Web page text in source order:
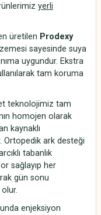
yerli
üretilen Prodexy
sayesinde suya
uygundur. Ekstra
tam koruma
teknolojimiz tam
homojen olarak
kaynaklı
Ortopedik ark desteği
tabanlık
sağlayıp her
gün sonu
enjeksiyon